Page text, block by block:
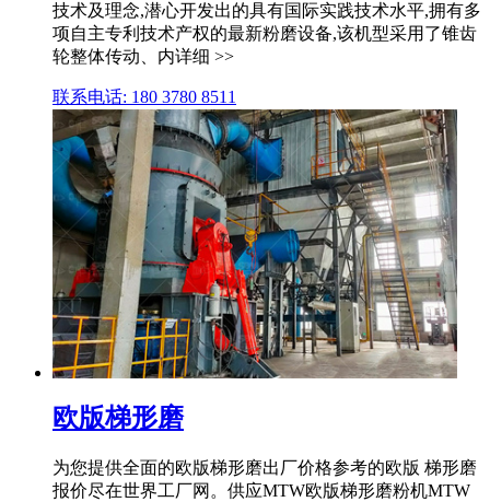
技术及理念,潜心开发出的具有国际实践技术水平,拥有多
项自主专利技术产权的最新粉磨设备,该机型采用了锥齿
轮整体传动、内详细 >>
联系电话: 180 3780 8511
欧版梯形磨
为您提供全面的欧版梯形磨出厂价格参考的欧版 梯形磨
报价尽在世界工厂网。供应MTW欧版梯形磨粉机MTW